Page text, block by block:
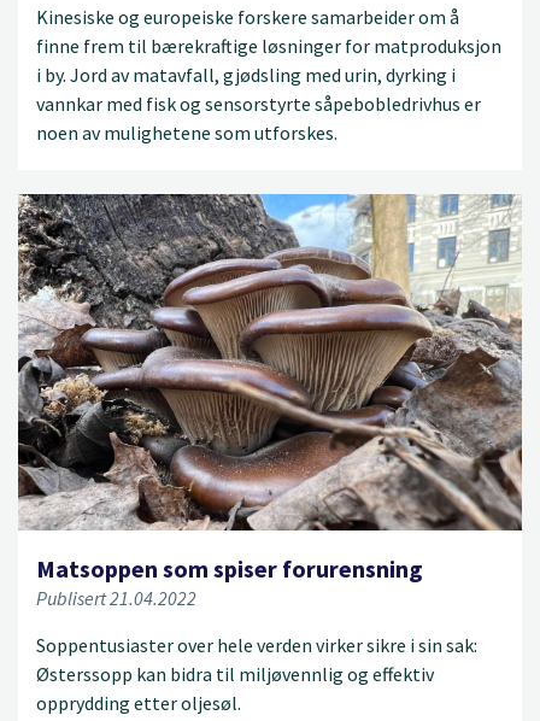
Kinesiske og europeiske forskere samarbeider om å
finne frem til bærekraftige løsninger for matproduksjon
i by. Jord av matavfall, gjødsling med urin, dyrking i
vannkar med fisk og sensorstyrte såpebobledrivhus er
noen av mulighetene som utforskes.
Matsoppen som spiser forurensning
Publisert 21.04.2022
Soppentusiaster over hele verden virker sikre i sin sak:
Østerssopp kan bidra til miljøvennlig og effektiv
opprydding etter oljesøl.